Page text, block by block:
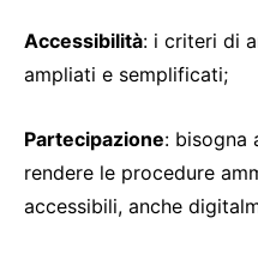
Accessibilità: i criteri di
ampliati e semplificati;
Partecipazione: bisogna
rendere le procedure
accessibili, anche